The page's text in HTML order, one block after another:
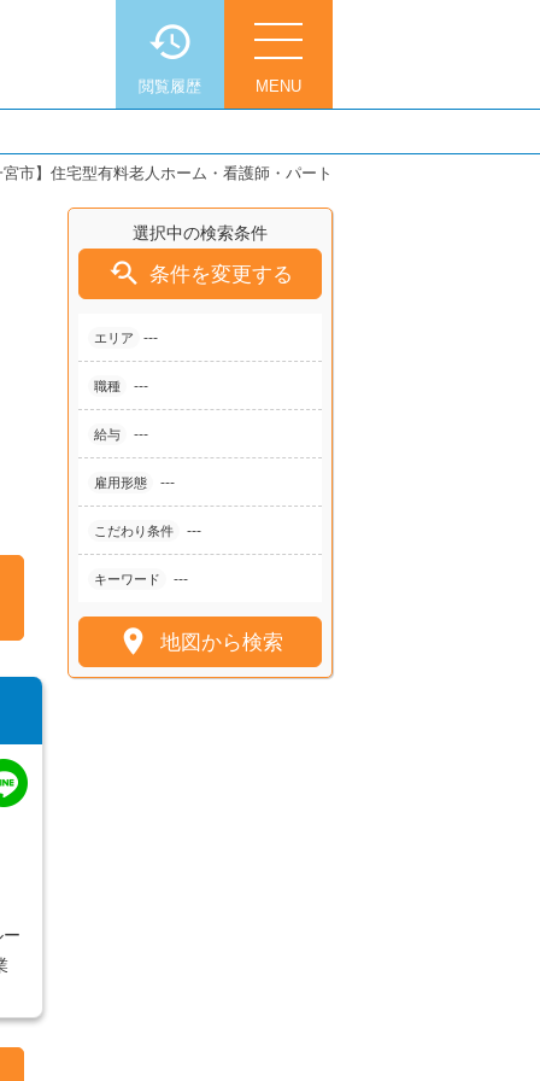
MENU
閲覧履歴
宮市】住宅型有料老人ホーム・看護師・パート
選択中の検索条件
 条件を変更する
エリア ---
職種 ---
給与 ---
雇用形態 ---
こだわり条件 ---
キーワード ---
 地図から検索